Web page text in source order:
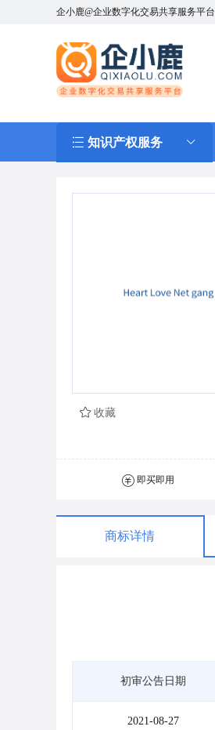
企小鹿@企业数字化交易共享服务平台
知识产权服务
收藏
即买即用
商标详情
初审公告日期
2021-08-27